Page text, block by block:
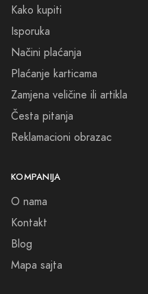
Kako kupiti
Isporuka
Načini plaćanja
Plaćanje karticama
Zamjena veličine ili artikla
Česta pitanja
Reklamacioni obrazac
KOMPANIJA
O nama
Kontakt
Blog
Mapa sajta